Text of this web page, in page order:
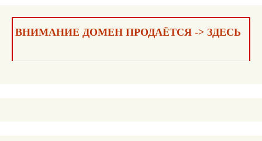
записям
ВНИМАНИЕ ДОМЕН ПРОДАЁТСЯ -> ЗДЕСЬ